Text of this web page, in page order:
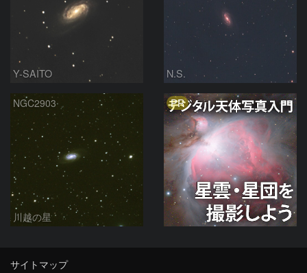
Y-SAITO N.S.
NGC2903
川越の星
PR
サイトマップ